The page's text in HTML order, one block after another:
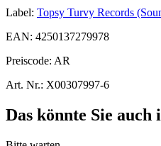
Label: Topsy Turvy Records
EAN: 4250137279978
Preiscode: AR
Art. Nr.: X00307997-6
Das könnte Sie auch